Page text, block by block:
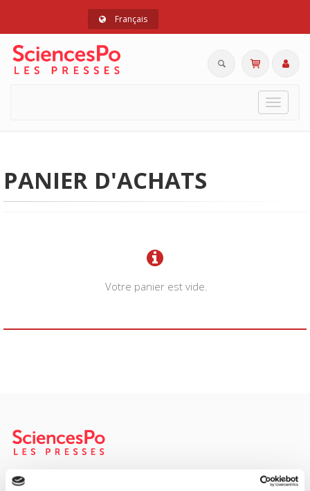
Français
Toggle
PANIER D'ACHATS
Votre panier est vide.
Maison d'édition dédiée aux sciences humaines et sociales, les